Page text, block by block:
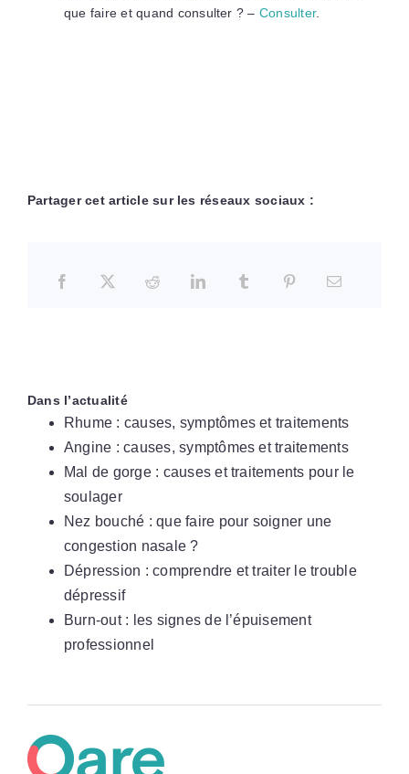
que faire et quand consulter ? – Consulter.
Partager cet article sur les réseaux sociaux :
Dans l’actualité
Rhume : causes, symptômes et traitements
Angine : causes, symptômes et traitements
Mal de gorge : causes et traitements pour le
soulager
Nez bouché : que faire pour soigner une
congestion nasale ?
Dépression : comprendre et traiter le trouble
dépressif
Burn-out : les signes de l’épuisement
professionnel